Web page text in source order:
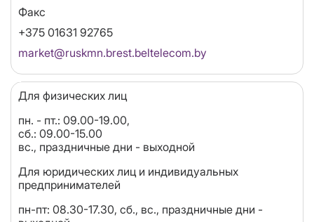
Факс
+375 01631 92765
Email
market@ruskmn.brest.beltelecom.by
Для физических лиц
пн. - пт.: 09.00-19.00,
сб.: 09.00-15.00
вс., праздничные дни - выходной
Для юридических лиц и индивидуальных
предпринимателей
пн-пт: 08.30-17.30, сб., вс., праздничные дни -